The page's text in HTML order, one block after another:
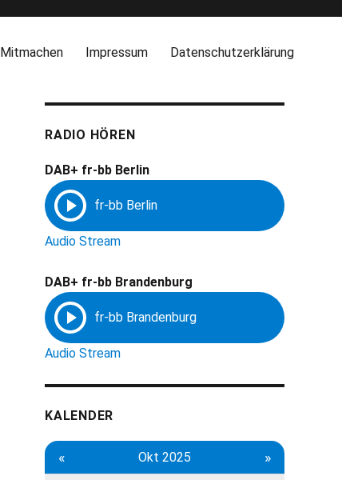
Mitmachen Impressum Datenschutzerklärung
RADIO HÖREN
DAB+ fr-bb Berlin
Audio Stream
DAB+ fr-bb Brandenburg
Audio Stream
KALENDER
« Okt 2025 »